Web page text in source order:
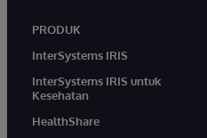
PRODUK
InterSystems IRIS
InterSystems IRIS untuk
Kesehatan
HealthShare